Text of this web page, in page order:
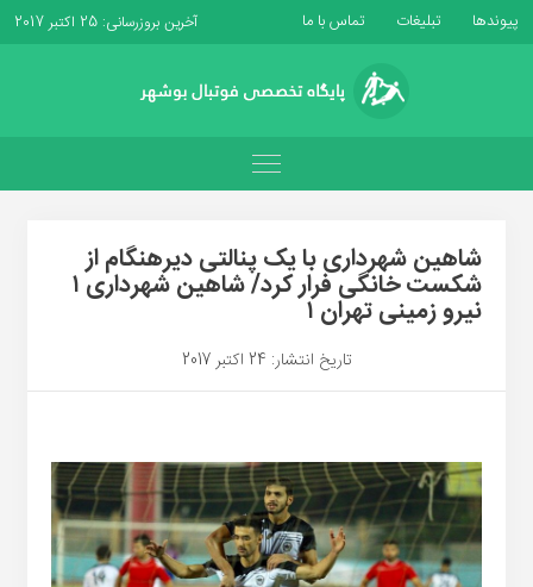
پیوندها تبلیغات تماس با ما آخرین بروزرسانی: 25 اکتبر 2017
شاهین شهرداری با یک پنالتی دیرهنگام از
شکست خانگی فرار کرد/ شاهین شهرداری ۱
نیرو زمینی تهران ۱
تاریخ انتشار: 24 اکتبر 2017